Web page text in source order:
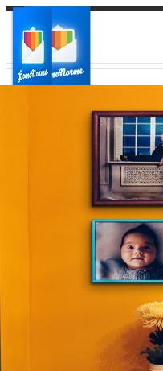
Ваш регион доставки
Выберите из списка: